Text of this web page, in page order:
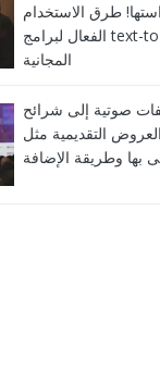
طرق الاستخدام
الفعال لبرامج text-to-speech
المجانية
صوتية إلى شرائح
العروض التقديمية مثل PowerPoint.
بها وطريقة الإضافة